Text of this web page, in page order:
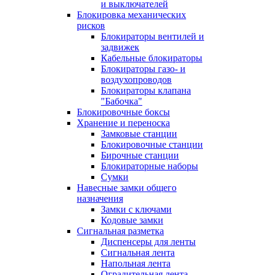
и выключателей
Блокировка механических
рисков
Блокираторы вентилей и
задвижек
Кабельные блокираторы
Блокираторы газо- и
воздухопроводов
Блокираторы клапана
"Бабочка"
Блокировочные боксы
Хранение и переноска
Замковые станции
Блокировочные станции
Бирочные станции
Блокираторные наборы
Сумки
Навесные замки общего
назначения
Замки с ключами
Кодовые замки
Сигнальная разметка
Диспенсеры для ленты
Сигнальная лента
Напольная лента